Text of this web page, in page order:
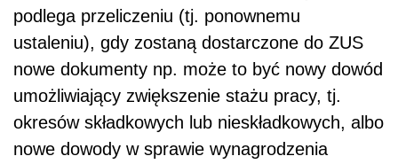
podlega przeliczeniu (tj. ponownemu
ustaleniu), gdy zostaną dostarczone do ZUS
nowe dokumenty np. może to być nowy dowód
umożliwiający zwiększenie stażu pracy, tj.
okresów składkowych lub nieskładkowych, albo
nowe dowody w sprawie wynagrodzenia